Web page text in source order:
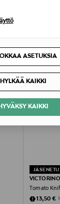
ASETUKSIA
HYLKÄÄ KAIKKI
KAIKKI
Tomato
13,50 €